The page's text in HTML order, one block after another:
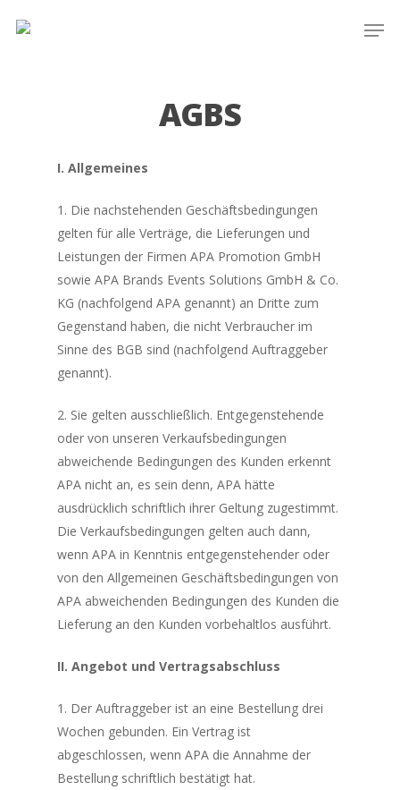
AGBS
I. Allgemeines
1. Die nachstehenden Geschäftsbedingungen
gelten für alle Verträge, die Lieferungen und
Leistungen der Firmen APA Promotion GmbH
sowie APA Brands Events Solutions GmbH & Co.
KG (nachfolgend APA genannt) an Dritte zum
Gegenstand haben, die nicht Verbraucher im
Sinne des BGB sind (nachfolgend Auftraggeber
genannt).
2. Sie gelten ausschließlich. Entgegenstehende
oder von unseren Verkaufsbedingungen
abweichende Bedingungen des Kunden erkennt
APA nicht an, es sein denn, APA hätte
ausdrücklich schriftlich ihrer Geltung zugestimmt.
Die Verkaufsbedingungen gelten auch dann,
wenn APA in Kenntnis entgegenstehender oder
von den Allgemeinen Geschäftsbedingungen von
APA abweichenden Bedingungen des Kunden die
Lieferung an den Kunden vorbehaltlos ausführt.
II. Angebot und Vertragsabschluss
1. Der Auftraggeber ist an eine Bestellung drei
Wochen gebunden. Ein Vertrag ist
abgeschlossen, wenn APA die Annahme der
Bestellung schriftlich bestätigt hat.